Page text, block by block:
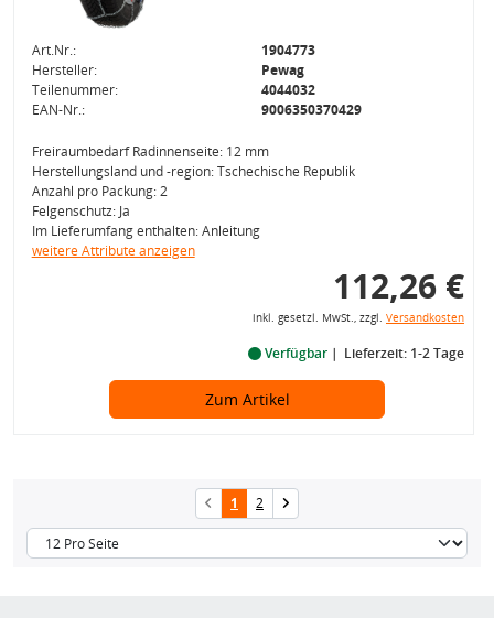
Art.Nr.:
1904773
Hersteller:
Pewag
Teilenummer:
4044032
EAN-Nr.:
9006350370429
Freiraumbedarf Radinnenseite: 12 mm
Herstellungsland und -region: Tschechische Republik
Anzahl pro Packung: 2
Felgenschutz: Ja
Im Lieferumfang enthalten: Anleitung
weitere Attribute anzeigen
112,26 €
inkl. gesetzl. MwSt., zzgl. Versandkosten
Verfügbar Lieferzeit: 1-2 Tage
Zum Artikel
1 2